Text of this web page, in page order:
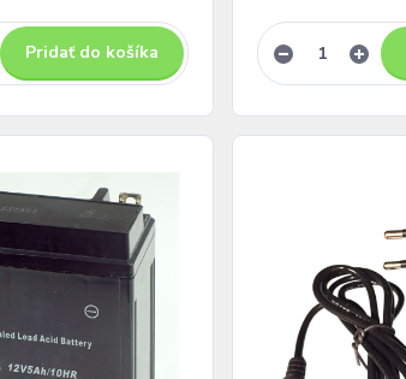
Pridať do košíka